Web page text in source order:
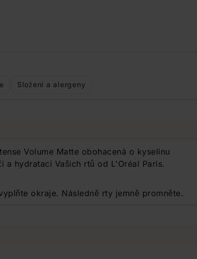
Složení a alergeny
Volume Matte obohacená o kyselinu
hydrataci Vašich rtů od L'Oréal Paris.
okraje. Následně rty jemně promněte.